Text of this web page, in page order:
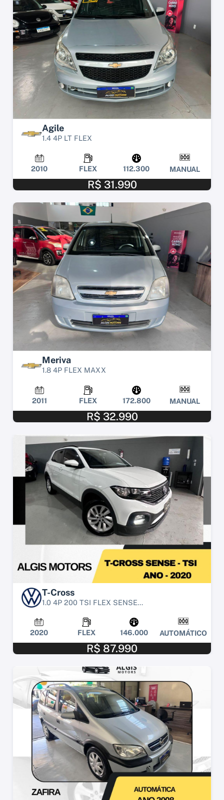
Agile
1.4 4P LT FLEX
2010 FLEX 112.300 MANUAL
R$ 31.990
Meriva
1.8 4P FLEX MAXX
2011 FLEX 172.800 MANUAL
R$ 32.990
T-Cross
1.0 4P 200 TSI FLEX SENSE...
2020 FLEX 146.000 AUTOMÁTICO
R$ 87.990